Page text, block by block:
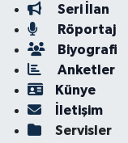
Seri İlan
Röportaj
Biyografi
Anketler
Künye
İletişim
Servisler